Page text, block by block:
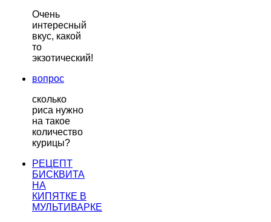
Очень
интересный
вкус, какой
то
экзотический!
вопрос
сколько
риса нужно
на такое
количество
курицы?
РЕЦЕПТ
БИСКВИТА
НА
КИПЯТКЕ В
МУЛЬТИВАРКЕ